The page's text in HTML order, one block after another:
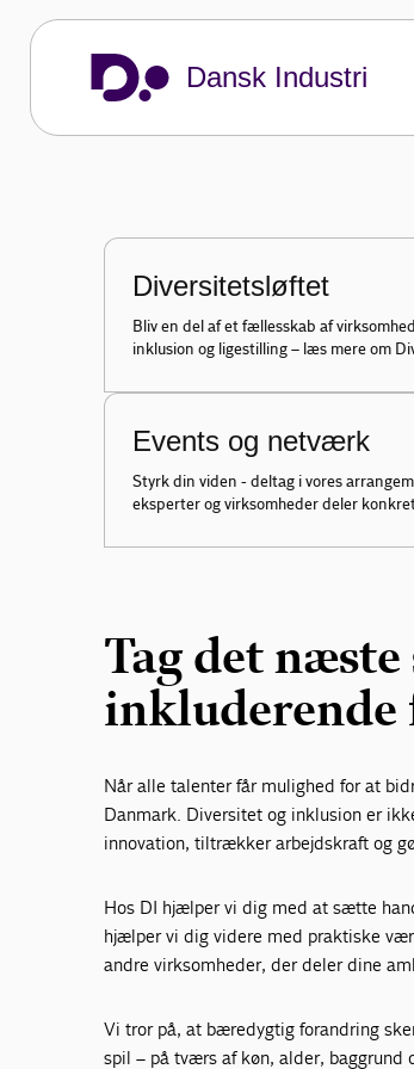
Dansk Industri
Få konkret hjælp til at styrke
Diversitetsløftet
Bliv en del af et fællesskab af
inklusion og ligestilling – læs mere om
Events og netværk
Styrk din viden - deltag i vores
eksperter og virksomheder deler
Tag det
Når alle talenter får mulighed for at
Danmark. Diversitet og inklusion er
innovation, tiltrækker arbejdskraft og
Hos DI hjælper vi dig med at sætte
hjælper vi dig videre med praktiske
andre virksomheder, der deler dine
Vi tror på, at bæredygtig forandring
spil – på tværs af køn, alder, baggrund